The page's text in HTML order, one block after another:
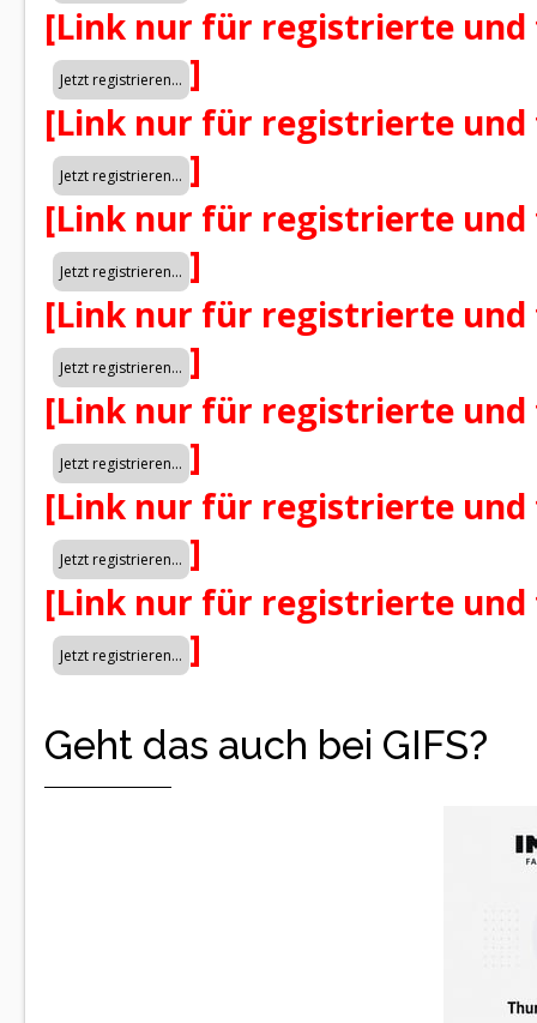
[Link nur für registrierte
]
[Link nur für registrierte
]
[Link nur für registrierte
]
[Link nur für registrierte
]
[Link nur für registrierte
]
[Link nur für registrierte
]
[Link nur für registrierte
]
Geht das auch bei GIFS?